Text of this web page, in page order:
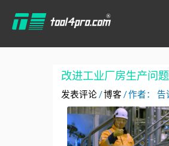
改进工业厂房生产问
发表评论 /博客 / 作者： 告